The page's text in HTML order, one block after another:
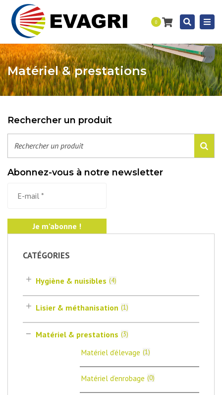
0
Matériel & prestations
Rechercher un produit
Abonnez-vous à notre newsletter
CATÉGORIES
Hygiène & nuisibles (4)
Lisier & méthanisation (1)
Matériel & prestations (3)
Matériel d’élevage (1)
Matériel d’enrobage (0)